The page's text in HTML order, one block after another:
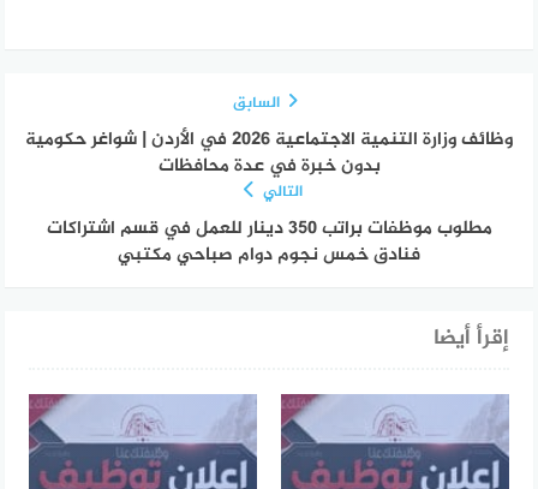
السابق
وظائف وزارة التنمية الاجتماعية 2026 في الأردن | شواغر حكومية
بدون خبرة في عدة محافظات
التالي
مطلوب موظفات براتب 350 دينار للعمل في قسم اشتراكات
فنادق خمس نجوم دوام صباحي مكتبي
إقرأ أيضا